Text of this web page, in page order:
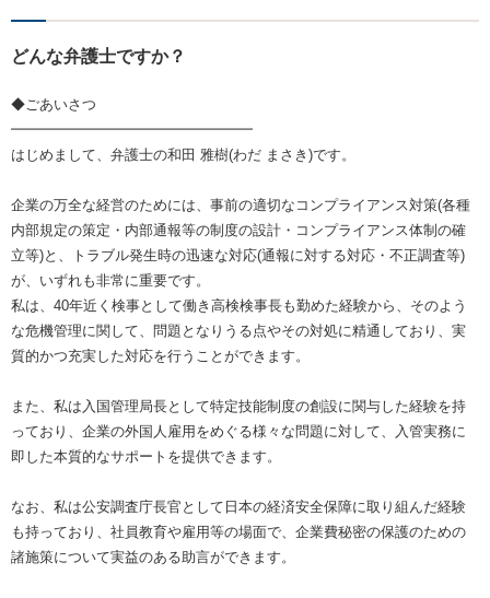
どんな弁護士ですか？
◆ごあいさつ
━━━━━━━━━━━━━━━━━
はじめまして、弁護士の和田 雅樹(わだ まさき)です。
企業の万全な経営のためには、事前の適切なコンプライアンス対策(各種
内部規定の策定・内部通報等の制度の設計・コンプライアンス体制の確
立等)と、トラブル発生時の迅速な対応(通報に対する対応・不正調査等)
が、いずれも非常に重要です。
私は、40年近く検事として働き高検検事長も勤めた経験から、そのよう
な危機管理に関して、問題となりうる点やその対処に精通しており、実
質的かつ充実した対応を行うことができます。
また、私は入国管理局長として特定技能制度の創設に関与した経験を持
っており、企業の外国人雇用をめぐる様々な問題に対して、入管実務に
即した本質的なサポートを提供できます。
なお、私は公安調査庁長官として日本の経済安全保障に取り組んだ経験
も持っており、社員教育や雇用等の場面で、企業費秘密の保護のための
諸施策について実益のある助言ができます。